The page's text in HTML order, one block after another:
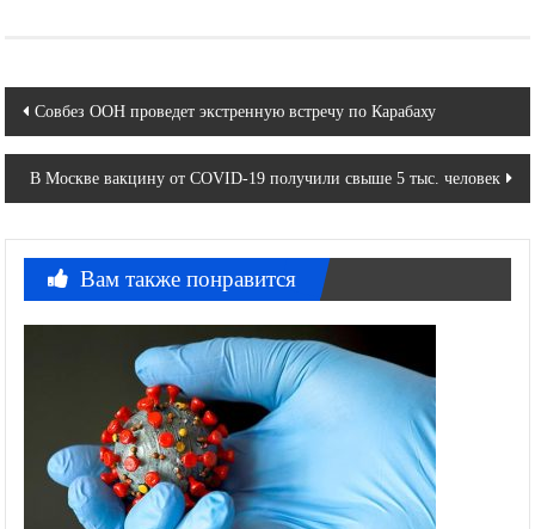
Навигация
по
записям
Совбез ООН проведет экстренную встречу по Карабаху
В Москве вакцину от COVID-19 получили свыше 5 тыс. человек
Вам также понравится